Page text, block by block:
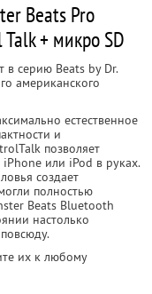
Beats Pro
+ микро SD
серию Beats by Dr.
американского
естественное
и
позволяет
или iPod в руках.
создает
полностью
Beats Bluetooth
настолько
их к любому